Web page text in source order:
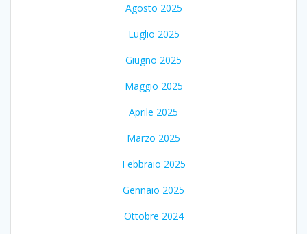
Agosto 2025
Luglio 2025
Giugno 2025
Maggio 2025
Aprile 2025
Marzo 2025
Febbraio 2025
Gennaio 2025
Ottobre 2024